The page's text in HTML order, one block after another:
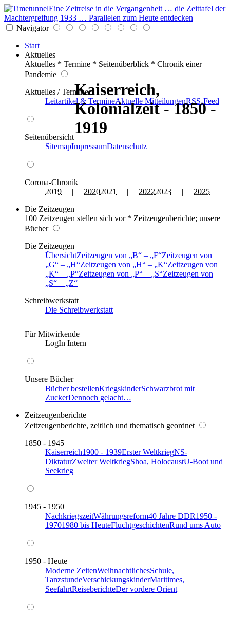
Eine Zeitreise in die Vergangenheit … die Zeittafel der
Machtergreifung 1933 … Parallelen zum Heute entdecken
Navigator
Start
Aktuelles
Aktuelles * Termine * Seitenüberblick * Chronik einer
Pandemie
Aktuelles / Termine
Leitartikel & TermineAktuelle MitteilungenRSS-Feed
Seitenübersicht
SitemapImpressumDatenschutz
Corona-Chronik
2019 | 20202021 | 20222023 | 2025
Die Zeitzeugen
100 Zeitzeugen stellen sich vor * Zeitzeugenberichte; unsere
Bücher
Die Zeitzeugen
ÜbersichtZeitzeugen von B – F Zeitzeugen von
G
– H Zeitzeugen von H – K Zeitzeugen von
K
– P Zeitzeugen von P – S Zeitzeugen von
S
–
Z
Schreibwerkstatt
Die Schreibwerkstatt
Für Mitwirkende
LogIn Intern
Unsere Bücher
Bücher bestellenKriegskinderSchwarzbrot mit
ZuckerDennoch gelacht…
Zeitzeugenberichte
Zeitzeugenberichte, zeitlich und thematisch geordnet
1850 - 1945
Kaiserreich1900 - 1939Erster WeltkriegNS-
DiktaturZweiter WeltkriegShoa, HolocaustU-Boot und
Seekrieg
1945 - 1950
NachkriegszeitWährungsreform40 Jahre DDR1950 -
19701980 bis HeuteFluchtgeschichtenRund ums Auto
1950 - Heute
Moderne ZeitenWeihnachtlichesSchule,
TanzstundeVerschickungskinderMaritimes,
SeefahrtReiseberichteDer vordere Orient
Kaiserreich,
Kolonialzeit - 1850 -
1919